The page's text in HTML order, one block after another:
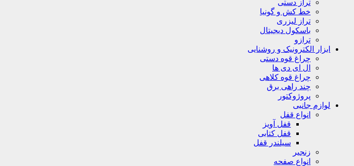
تراز دستی
خط کش و گونیا
تراز لیزری
باسکول دیجیتال
ترازو
ابزار الکترونیک و روشنایی
چراغ قوه دستی
ال ای دی ها
چراغ قوه کلاهی
چند راهی برق
پروژوکتور
لوازم جانبی
انواع قفل
قفل آویز
قفل کتابی
سیلندر قفل
زنجیر
انواع صفحه